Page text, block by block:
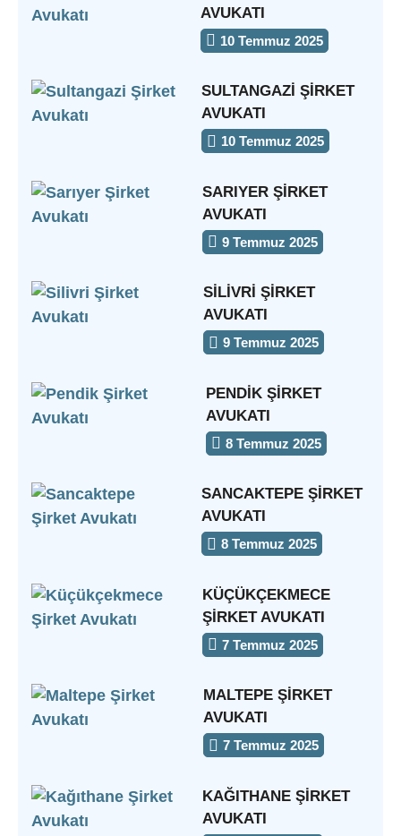
AVUKATI
10 Temmuz 2025
SULTANGAZI ŞIRKET
AVUKATI
10 Temmuz 2025
SARIYER ŞIRKET
AVUKATI
9 Temmuz 2025
SILIVRI ŞIRKET
AVUKATI
9 Temmuz 2025
PENDIK ŞIRKET
AVUKATI
8 Temmuz 2025
SANCAKTEPE ŞIRKET
AVUKATI
8 Temmuz 2025
KÜÇÜKÇEKMECE
ŞIRKET AVUKATI
7 Temmuz 2025
MALTEPE ŞIRKET
AVUKATI
7 Temmuz 2025
KAĞITHANE ŞIRKET
AVUKATI